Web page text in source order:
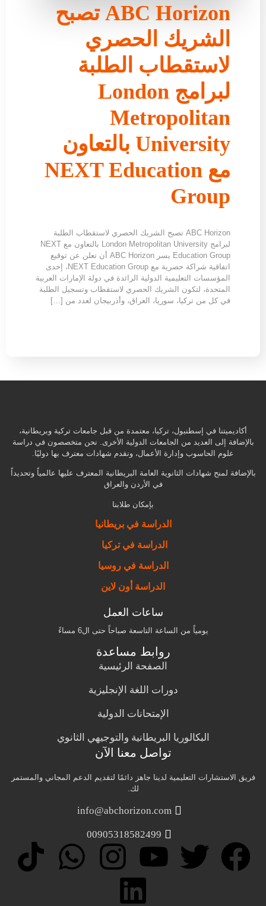
ABC Horizon تصبح
الشريك الحصري
لاستقطاب الطلبة
لبرامج London
Metropolitan
University بالتعاون
مع NEXT Education
Group
ABC Horizon تصبح الشريك الحصري لاستقطاب الطلبة
لبرامج London Metropolitan University بالتعاون مع NEXT
Education Group يسر ABC Horizon أن تعلن عن توقيع
اتفاقية شراكة حصرية مع NEXT Education Group، إحدى
المؤسسات التعليمية الدولية الرائدة في دولة الإمارات العربية
المتحدة، لتكون الشريك الحصري لاستقطاب وتسجيل الطلبة
في كل من تركيا، سوريا، العراق، وأذربيجان لعدد من […]
أكاديميتنا في إسطنبول، تركيا، معتمدة من قبل جامعات تركية وبريطانية،
بالإضافة إلى العديد من الجامعات الدولية الأخرى. نحن متخصصون في دراسة
علوم الحاسوب وإدارة الأعمال، ونقدم شهادات معترف بها دوليًا.
بالإضافة لمنح شهادات الثانوية العامة البريطانية المعترف عليها عالمياً وتحديداً
في الأردن والعراق
بإمكان طلابنا
الدراسة في بريطانيا
الدراسة في تركيا
الدراسة في روسيا
الدراسة أون لاين
ساعات العمل
يومياً من الساعة التاسعة صباحاً حتى ال6 مساءً
روابط مساعدة
الصفحة الرئيسية
دورات اللغة الإنجليزية
الإمتحانات الدولية
البكالوريا البريطانية والتوجيهي الثانوي
تواصل معنا الآن
فريق الاستشارات التعليمية لدينا جاهز دائمًا لتقديم الدعم المجاني والمستمر
لك.
info@abchorizon.com
00905318582499